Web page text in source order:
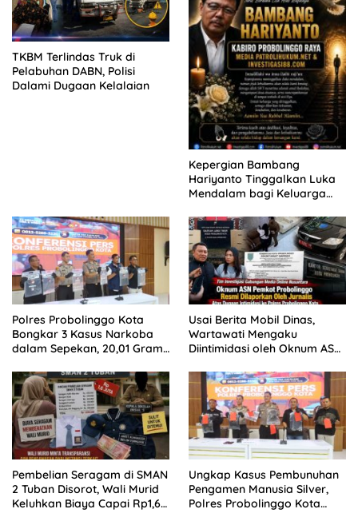
TKBM Terlindas Truk di
Pelabuhan DABN, Polisi
Dalami Dugaan Kelalaian
Kepergian Bambang
Hariyanto Tinggalkan Luka
Mendalam bagi Keluarga
Polres Probolinggo Kota
Bongkar 3 Kasus Narkoba
dalam Sepekan, 20,01 Gram
Usai Berita Mobil Dinas,
Wartawati Mengaku
Diintimidasi oleh Oknum ASN
Tempuh Jalur Hukum
Pembelian Seragam di SMAN
2 Tuban Disorot, Wali Murid
Keluhkan Biaya Capai Rp1,6
Ungkap Kasus Pembunuhan
Pengamen Manusia Silver,
Polres Probolinggo Kota